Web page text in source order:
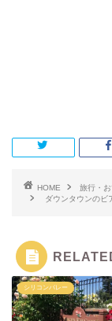
HOME 旅行・
ダウンタウンのビ
シリコンバレー